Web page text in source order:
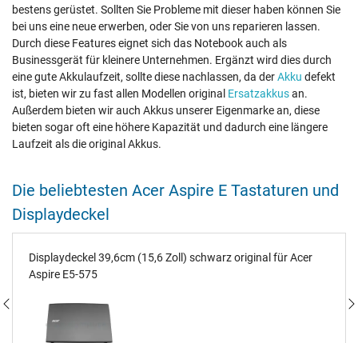
bestens gerüstet. Sollten Sie Probleme mit dieser haben können Sie
bei uns eine neue erwerben, oder Sie von uns reparieren lassen.
Durch diese Features eignet sich das Notebook auch als
Businessgerät für kleinere Unternehmen. Ergänzt wird dies durch
eine gute Akkulaufzeit, sollte diese nachlassen, da derAkku defekt
ist, bieten wir zu fast allen Modellen original Ersatzakkusan.
Außerdem bieten wir auch Akkus unserer Eigenmarke an, diese
bieten sogar oft eine höhere Kapazität und dadurch eine längere
Laufzeit als die original Akkus.
Die beliebtesten Acer Aspire E Tastaturen und
Displaydeckel
Displaydeckel 39,6cm (15,6 Zoll) schwarz original für Acer
Aspire E5-575